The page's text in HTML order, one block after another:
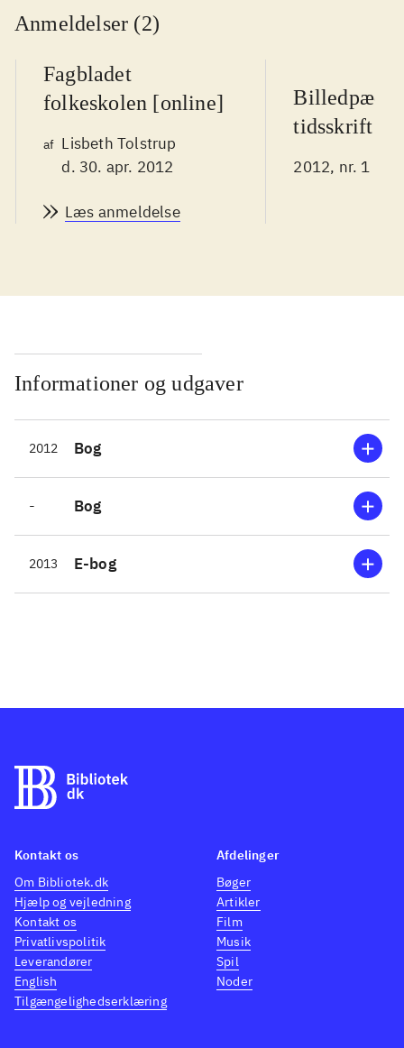
Anmeldelser (2)
Fagbladet
folkeskolen [online]
af Lisbeth Tolstrup
d. 30. apr. 2012
Læs anmeldelse
tidsskrift
2012, nr. 1
Informationer og udgaver
2012 Bog
- Bog
2013 E-bog
Kontakt os
Om Bibliotek.dk
Hjælp og vejledning
Kontakt os
Privatlivspolitik
Leverandører
English
Tilgængelighedserklæring
Afdelinger
Bøger
Artikler
Film
Musik
Spil
Noder